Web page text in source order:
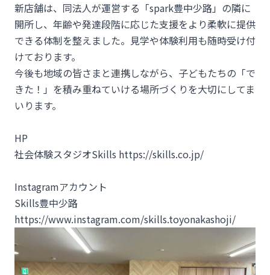
新店舗は、同法人が運営する「spark豊中少路」の隣に
開所し、年齢や発達段階に応じた支援をより柔軟に提供
できる体制を整えました。見学や体験利用も随時受け付
けております。
今後も地域の皆さまと連携しながら、子どもたちの「で
きた！」を積み重ねていける場所づくりを大切にしてま
いります。
HP
社会体験スタジオSkills https://skills.co.jp/
Instagramアカウント
Skills豊中少路
https://www.instagram.com/skills.toyonakashoji/